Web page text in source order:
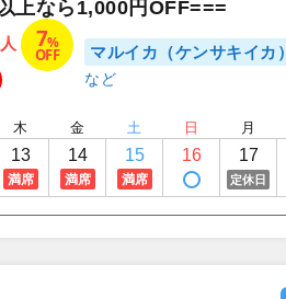
上なら1,000円OFF===
7%
OFF マルイカ（ケンサキイカ）
木
13
満席
金
14
満席
土
15
満席
日
16
月
17
定休日